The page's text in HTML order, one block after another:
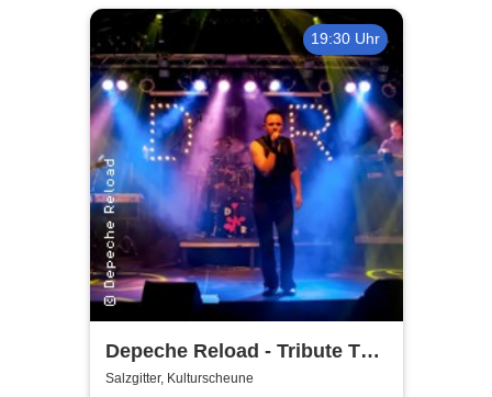
19:30 Uhr
Depeche Reload - Tribute To
Depeche Mode
Salzgitter, Kulturscheune